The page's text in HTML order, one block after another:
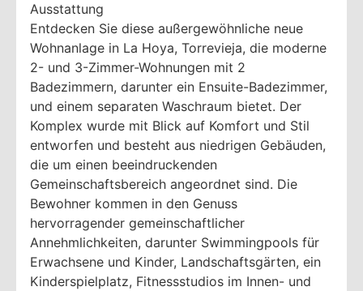
Ausstattung
Entdecken Sie diese außergewöhnliche neue
Wohnanlage in La Hoya, Torrevieja, die moderne
2- und 3-Zimmer-Wohnungen mit 2
Badezimmern, darunter ein Ensuite-Badezimmer,
und einem separaten Waschraum bietet. Der
Komplex wurde mit Blick auf Komfort und Stil
entworfen und besteht aus niedrigen Gebäuden,
die um einen beeindruckenden
Gemeinschaftsbereich angeordnet sind. Die
Bewohner kommen in den Genuss
hervorragender gemeinschaftlicher
Annehmlichkeiten, darunter Swimmingpools für
Erwachsene und Kinder, Landschaftsgärten, ein
Kinderspielplatz, Fitnessstudios im Innen- und